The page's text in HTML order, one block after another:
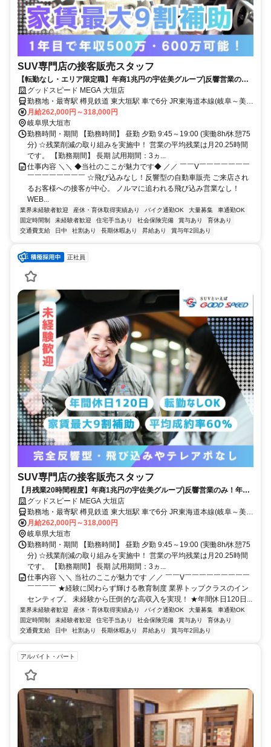
SUV専門店の接客販売スタッフ
【転勤なし・エリア限定職】年商1兆円の宇佐美グループ|反響営業の
み！転勤なし×年休120日＋計画有給5日
グッドスピード MEGA 大垣店
勤務地・最寄駅 樽見鉄道 東大垣駅 車で6分 JR東海道本線(岐阜～美濃
赤坂・米原) 大垣駅 車で8分 養老鉄道養老線 室駅 車で11分 アル・プ
ラザ鶴見のすぐそば
月給262,000円～318,000円
岐阜県大垣市
勤務時間・期間 【勤務時間】 昼勤 夕勤 9:45～19:00 (実働8h/休憩75
分) ☆残業削減の取り組みを実施中！ 営業の平均残業は月20.25時間
です。 【勤務期間】 長期 試用期間：3ヵ...
仕事内容 ＼＼ ◆当社のここが魅力です◆ ／／ ￣￣V￣￣￣￣￣￣￣
￣￣￣￣￣￣￣￣ ☆飛び込みなし！反響型の自動車販売 ご来店され
るお客様への接客が中心。 ノルマに追われる飛び込み営業なし！
WEB...
業界未経験者歓迎 産休・育休取得実績あり バイク通勤OK 大量募集
車通勤OK
固定時間制
未経験者歓迎 住宅手当あり 社会保険完備 賞与あり
育休あり
交通費支給
日中 社割あり 長期休暇あり 昇給あり 賞与年2回あり
正社員
SUV専門店の接客販売スタッフ
【月残業20時間程度】年商1兆円の宇佐美グループ|反響営業のみ！年休
120日＋計画有給5日|20代中心のお店
グッドスピード MEGA 大垣店
勤務地・最寄駅 樽見鉄道 東大垣駅 車で6分 JR東海道本線(岐阜～美濃
赤坂・米原) 大垣駅 車で8分 養老鉄道養老線 室駅 車で11分 アル・プ
ラザ鶴見のすぐそば
月給262,000円～318,000円
岐阜県大垣市
勤務時間・期間 【勤務時間】 昼勤 夕勤 9:45～19:00 (実働8h/休憩75
分) ☆残業削減の取り組みを実施中！ 営業の平均残業は月20.25時間
です。 【勤務期間】 長期 試用期間：3ヵ...
仕事内容 ＼＼ 当社のここが魅力です ／／ ￣￣V￣￣￣￣￣￣￣￣￣
￣￣￣￣ ★経験に関わらず輝ける教育制度 業界トップクラスのイン
センティブ。 未経験から圧倒的な高収入を実現！ ★年間休日120日...
業界未経験者歓迎 産休・育休取得実績あり バイク通勤OK 大量募集
車通勤OK
固定時間制
未経験者歓迎 住宅手当あり 社会保険完備 賞与あり
育休あり
交通費支給
日中 社割あり 長期休暇あり 昇給あり 賞与年2回あり
アルバイト・パート